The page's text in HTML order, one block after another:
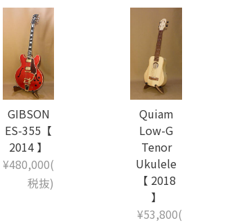
GIBSON
ES-355【
2014 】
¥480,000(
税抜)
Quiam
Low-G
Tenor
Ukulele
【 2018
】
¥53,800(